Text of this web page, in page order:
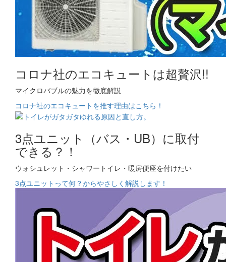
コロナ社のエコキュートは超贅沢!!
マイクロバブルの魅力を徹底解説
コロナ社のエコキュートを推す理由はこちら！
3点ユニット（バス・UB）に取付
できる？！
ウォシュレット・シャワートイレ・暖房便座を付けたい
3点ユニットって何？からやさしく解説します！